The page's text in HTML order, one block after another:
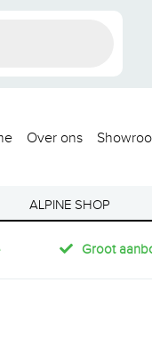
Over ons
ALPINE SHOP
Groot